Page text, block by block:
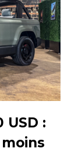
USD :